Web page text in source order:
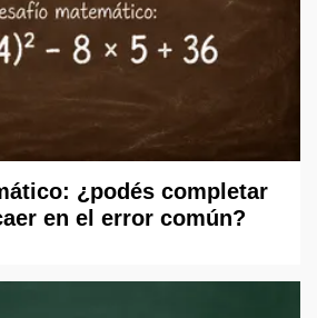
¿podés completar
en el error común?